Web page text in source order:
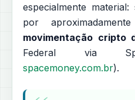
especialmente
por
movimentação cripto
Federal via
spacemoney.com.br).